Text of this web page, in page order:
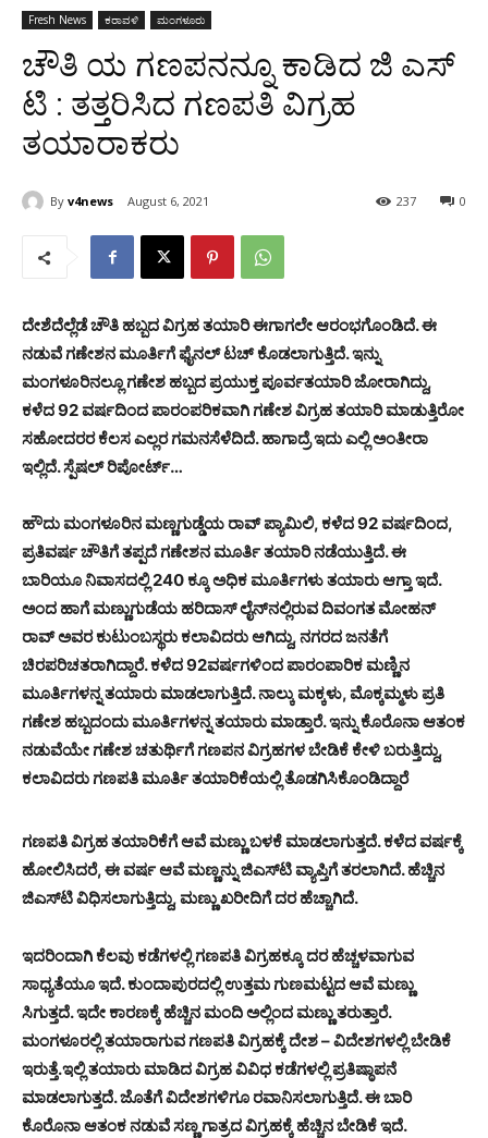
Fresh News ಕರಾವಳಿ ಮಂಗಳೂರು
ಚೌತಿ ಯ ಗಣಪನನ್ನೂ ಕಾಡಿದ ಜಿ ಎಸ್‍
ಟಿ : ತತ್ತರಿಸಿದ ಗಣಪತಿ ವಿಗ್ರಹ
ತಯಾರಾಕರು
By v4news August 6, 2021 0
237
ದೇಶೆದೆಲ್ಲೆಡೆ ಚೌತಿ ಹಬ್ಬದ ವಿಗ್ರಹ ತಯಾರಿ ಈಗಾಗಲೇ ಆರಂಭಗೊಂಡಿದೆ. ಈ
ನಡುವೆ ಗಣೇಶನ ಮೂರ್ತಿಗೆ ಫೈನಲ್ ಟಚ್ ಕೊಡಲಾಗುತ್ತಿದೆ. ಇನ್ನು
ಮಂಗಳೂರಿನಲ್ಲೂ ಗಣೇಶ ಹಬ್ಬದ ಪ್ರಯುಕ್ತ ಪೂರ್ವತಯಾರಿ ಜೋರಾಗಿದ್ದು,
ಕಳೆದ 92 ವರ್ಷದಿಂದ ಪಾರಂಪರಿಕವಾಗಿ ಗಣೇಶ ವಿಗ್ರಹ ತಯಾರಿ ಮಾಡುತ್ತಿರೋ
ಸಹೋದರರ ಕೆಲಸ ಎಲ್ಲರ ಗಮನಸೆಳೆದಿದೆ. ಹಾಗಾದ್ರೆ ಇದು ಎಲ್ಲಿ ಅಂತೀರಾ
ಇಲ್ಲಿದೆ. ಸ್ಪೆಷಲ್ ರಿಪೋರ್ಟ್…
ಹೌದು ಮಂಗಳೂರಿನ ಮಣ್ಣಗುಡ್ಡೆಯ ರಾವ್ ಪ್ಯಾಮಿಲಿ, ಕಳೆದ 92 ವರ್ಷದಿಂದ,
ಪ್ರತಿವರ್ಷ ಚೌತಿಗೆ ತಪ್ಪದೆ ಗಣೇಶನ ಮೂರ್ತಿ ತಯಾರಿ ನಡೆಯುತ್ತಿದೆ. ಈ
ಬಾರಿಯೂ ನಿವಾಸದಲ್ಲಿ 240 ಕ್ಕೂ ಅಧಿಕ ಮೂರ್ತಿಗಳು ತಯಾರು ಆಗ್ತಾ ಇದೆ.
ಅಂದ ಹಾಗೆ ಮಣ್ಣುಗುಡೆಯ ಹರಿದಾಸ್ ಲೈನ್‍ನಲ್ಲಿರುವ ದಿವಂಗತ ಮೋಹನ್
ರಾವ್ ಅವರ ಕುಟುಂಬಸ್ಥರು ಕಲಾವಿದರು ಆಗಿದ್ದು, ನಗರದ ಜನತೆಗೆ
ಚಿರಪರಿಚತರಾಗಿದ್ದಾರೆ. ಕಳೆದ 92ವರ್ಷಗಳಿಂದ ಪಾರಂಪಾರಿಕ ಮಣ್ಣಿನ
ಮೂರ್ತಿಗಳನ್ನ ತಯಾರು ಮಾಡಲಾಗುತ್ತಿದೆ. ನಾಲ್ಕು ಮಕ್ಕಳು, ಮೊಕ್ಕಮ್ಮಳು ಪ್ರತಿ
ಗಣೇಶ ಹಬ್ಬದಂದು ಮೂರ್ತಿಗಳನ್ನ ತಯಾರು ಮಾಡ್ತಾರೆ. ಇನ್ನು ಕೊರೊನಾ ಆತಂಕ
ನಡುವೆಯೇ ಗಣೇಶ ಚತುರ್ಥಿಗೆ ಗಣಪನ ವಿಗ್ರಹಗಳ ಬೇಡಿಕೆ ಕೇಳಿ ಬರುತ್ತಿದ್ದು,
ಕಲಾವಿದರು ಗಣಪತಿ ಮೂರ್ತಿ ತಯಾರಿಕೆಯಲ್ಲಿ ತೊಡಗಿಸಿಕೊಂಡಿದ್ದಾರೆ
ಗಣಪತಿ ವಿಗ್ರಹ ತಯಾರಿಕೆಗೆ ಆವೆ ಮಣ್ಣು ಬಳಕೆ ಮಾಡಲಾಗುತ್ತದೆ. ಕಳೆದ ವರ್ಷಕ್ಕೆ
ಹೋಲಿಸಿದರೆ, ಈ ವರ್ಷ ಆವೆ ಮಣ್ಣನ್ನು ಜಿಎಸ್‍ಟಿ ವ್ಯಾಪ್ತಿಗೆ ತರಲಾಗಿದೆ. ಹೆಚ್ಚಿನ
ಜಿಎಸ್‍ಟಿ ವಿಧಿಸಲಾಗುತ್ತಿದ್ದು, ಮಣ್ಣು ಖರೀದಿಗೆ ದರ ಹೆಚ್ಚಾಗಿದೆ.
ಇದರಿಂದಾಗಿ ಕೆಲವು ಕಡೆಗಳಲ್ಲಿ ಗಣಪತಿ ವಿಗ್ರಹಕ್ಕೂ ದರ ಹೆಚ್ಚಳವಾಗುವ
ಸಾಧ್ಯತೆಯೂ ಇದೆ. ಕುಂದಾಪುರದಲ್ಲಿ ಉತ್ತಮ ಗುಣಮಟ್ಟದ ಆವೆ ಮಣ್ಣು
ಸಿಗುತ್ತದೆ. ಇದೇ ಕಾರಣಕ್ಕೆ ಹೆಚ್ಚಿನ ಮಂದಿ ಅಲ್ಲಿಂದ ಮಣ್ಣು ತರುತ್ತಾರೆ.
ಮಂಗಳೂರಲ್ಲಿ ತಯಾರಾಗುವ ಗಣಪತಿ ವಿಗ್ರಹಕ್ಕೆ ದೇಶ – ವಿದೇಶಗಳಲ್ಲಿ ಬೇಡಿಕೆ
ಇರುತ್ತೆ.ಇಲ್ಲಿ ತಯಾರು ಮಾಡಿದ ವಿಗ್ರಹ ವಿವಿಧ ಕಡೆಗಳಲ್ಲಿ ಪ್ರತಿಷ್ಠಾಪನೆ
ಮಾಡಲಾಗುತ್ತದೆ. ಜೊತೆಗೆ ವಿದೇಶಗಳಿಗೂ ರವಾನಿಸಲಾಗುತ್ತಿದೆ. ಈ ಬಾರಿ
ಕೊರೊನಾ ಆತಂಕ ನಡುವೆ ಸಣ್ಣ ಗಾತ್ರದ ವಿಗ್ರಹಕ್ಕೆ ಹೆಚ್ಚಿನ ಬೇಡಿಕೆ ಇದೆ.